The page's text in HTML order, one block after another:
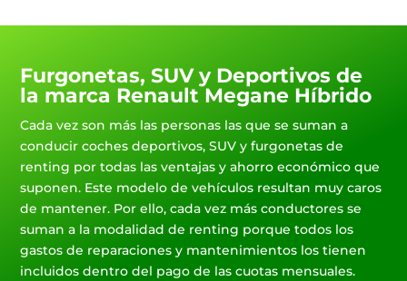
Furgonetas, SUV y Deportivos de
la marca Renault Megane Híbrido
Cada vez son más las personas las que se suman a
conducir coches deportivos, SUV y furgonetas de
renting por todas las ventajas y ahorro económico que
suponen. Este modelo de vehículos resultan muy caros
de mantener. Por ello, cada vez más conductores se
suman a la modalidad de renting porque todos los
gastos de reparaciones y mantenimientos los tienen
incluidos dentro del pago de las cuotas mensuales.